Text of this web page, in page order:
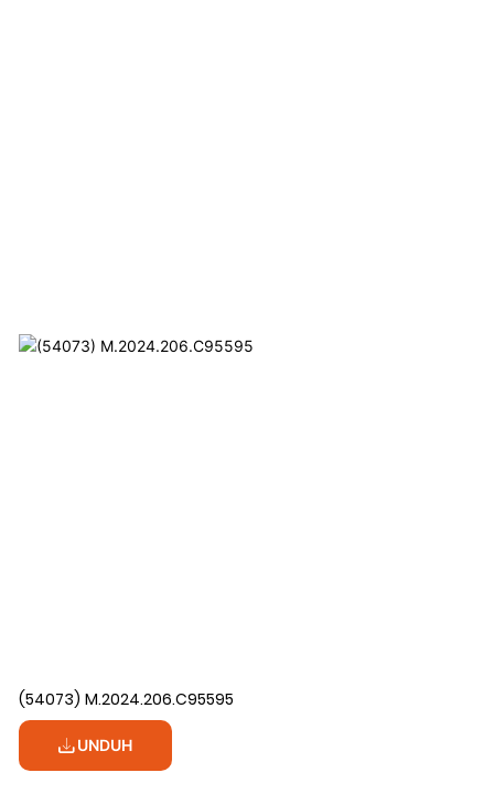
(54073) M.2024.206.C95595
UNDUH